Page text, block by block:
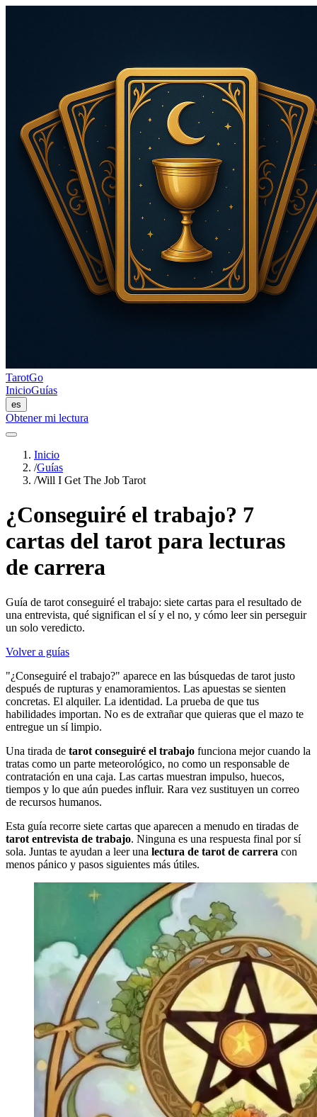
TarotGo
InicioGuías
es
Obtener mi lectura
Inicio
/Guías
/Will I Get The Job Tarot
¿Conseguiré el trabajo? 7
cartas del tarot para lecturas
de carrera
Guía de tarot conseguiré el trabajo: siete cartas para el resultado de
una entrevista, qué significan el sí y el no, y cómo leer sin perseguir
un solo veredicto.
Volver a guías
"¿Conseguiré el trabajo?" aparece en las búsquedas de tarot justo
después de rupturas y enamoramientos. Las apuestas se sienten
concretas. El alquiler. La identidad. La prueba de que tus
habilidades importan. No es de extrañar que quieras que el mazo te
entregue un sí limpio.
Una tirada de tarot conseguiré el trabajo funciona mejor cuando la
tratas como un parte meteorológico, no como un responsable de
contratación en una caja. Las cartas muestran impulso, huecos,
tiempos y lo que aún puedes influir. Rara vez sustituyen un correo
de recursos humanos.
Esta guía recorre siete cartas que aparecen a menudo en tiradas de
tarot entrevista de trabajo. Ninguna es una respuesta final por sí
sola. Juntas te ayudan a leer una lectura de tarot de carrera con
menos pánico y pasos siguientes más útiles.